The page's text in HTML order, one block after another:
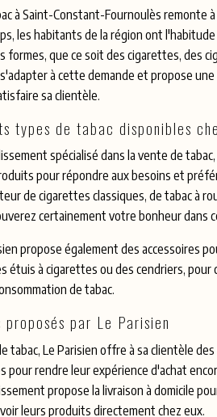
à Saint-Constant-Fournoulès remonte
les habitants de la région ont
que ce soit des cigarettes, des
à cette demande et propose
sa clientèle.
types de tabac disponibles
spécialisé dans la vente de
pour répondre aux besoins et
de cigarettes classiques, de tabac à
certainement votre bonheur dans
propose également des accessoires
étuis à cigarettes ou des cendriers, pour
de tabac.
par Le Parisien
tabac, Le Parisien offre à sa clientèle des
pour rendre leur expérience d'achat
propose la livraison à domicile
leurs produits directement chez eux.